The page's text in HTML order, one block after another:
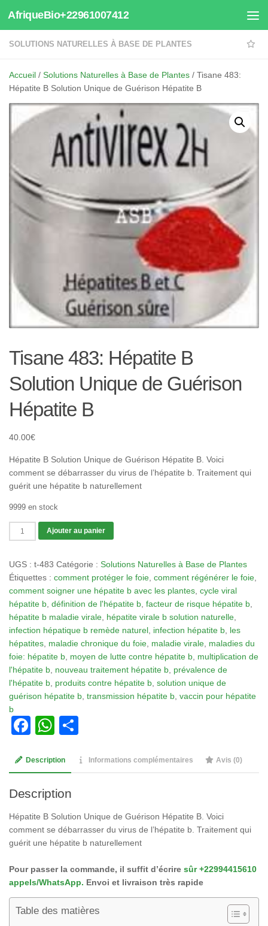
Au dessous du contenu
AfriqueBio+22961007412
SOLUTIONS NATURELLES À BASE DE PLANTES
Accueil / Solutions Naturelles à Base de Plantes / Tisane 483:
Hépatite B Solution Unique de Guérison Hépatite B
Tisane 483: Hépatite B
Solution Unique de Guérison
Hépatite B
40.00€
Hépatite B Solution Unique de Guérison Hépatite B. Voici
comment se débarrasser du virus de l’hépatite b. Traitement qui
guérit une hépatite b naturellement
9999 en stock
quantité
de
483:
Hépatite
B
Solution
Unique
de
Guérison
Hépatite
B
Ajouter au panier
UGS : t-483 Catégorie : Solutions Naturelles à Base de Plantes
Étiquettes : comment protéger le foie comment régénérer le foie
comment soigner une hépatite b avec les plantes cycle viral
hépatite b définition de l'hépatite b facteur de risque hépatite b
hépatite b maladie virale hépatite virale b solution naturelle
infection hépatique b remède naturel infection hépatite b les
hépatites maladie chronique du foie maladie virale maladies du
foie: hépatite b moyen de lutte contre hépatite b multiplication de
l'hépatite b nouveau traitement hépatite b prévalence de
l'hépatite b produits contre hépatite b solution unique de
guérison hépatite b transmission hépatite b vaccin pour hépatite
b
Facebook
WhatsApp
Description Informations complémentaires Avis (0)
Description
Hépatite B Solution Unique de Guérison Hépatite B. Voici
comment se débarrasser du virus de l’hépatite b. Traitement qui
guérit une hépatite b naturellement
Pour passer la commande, il suffit d’écrire sûr +22994415610
appels/WhatsApp. Envoi et livraison très rapide
Table des matières